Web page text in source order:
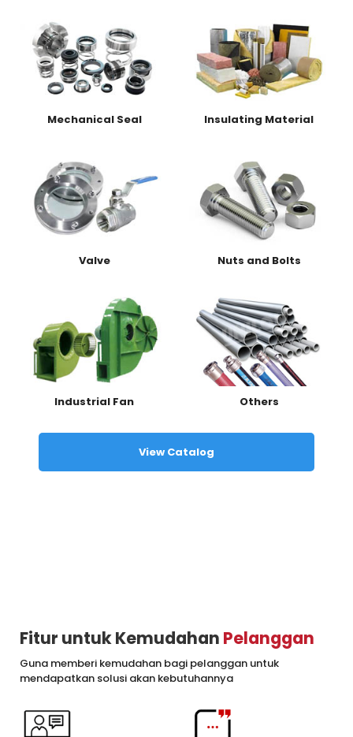
Mechanical Seal Insulating Material
Valve Nuts and Bolts
Industrial Fan Others
View Catalog
Fitur untuk Kemudahan Pelanggan
Guna memberi kemudahan bagi pelanggan untuk
mendapatkan solusi akan kebutuhannya